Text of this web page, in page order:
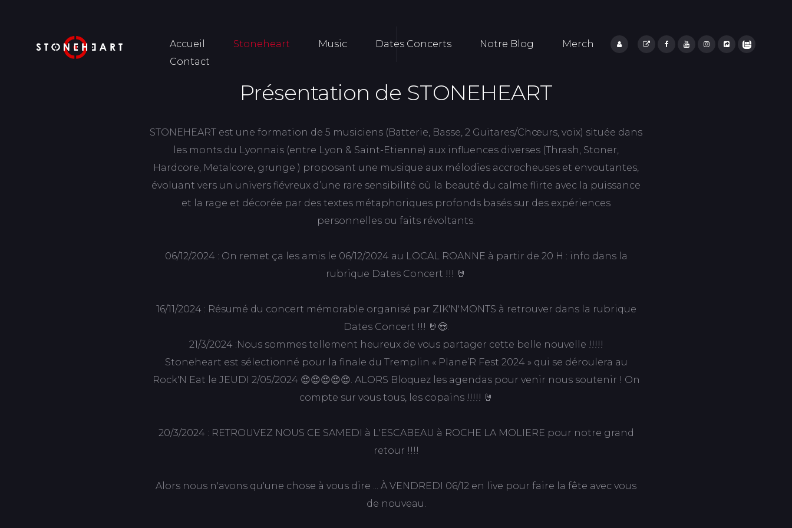
Accueil Stoneheart Music Dates Concerts Notre Blog
Merch
Contact
Présentation de STONEHEART
STONEHEART est une formation de 5 musiciens (Batterie, Basse, 2 Guitares/Chœurs, voix) située dans
les monts du Lyonnais (entre Lyon & Saint-Etienne) aux influences diverses (Thrash, Stoner,
Hardcore, Metalcore, grunge ) proposant une musique aux mélodies accrocheuses et envoutantes,
évoluant vers un univers fiévreux d’une rare sensibilité où la beauté du calme flirte avec la puissance
et la rage et décorée par des textes métaphoriques profonds basés sur des expériences
personnelles ou faits révoltants.
06/12/2024 : On remet ça les amis le 06/12/2024 au LOCAL ROANNE à partir de 20 H : info dans la
rubrique Dates Concert !!! 🤘
16/11/2024 : Résumé du concert mémorable organisé par ZIK'N'MONTS à retrouver dans la rubrique
Dates Concert !!! 🤘😍.
21/3/2024 :Nous sommes tellement heureux de vous partager cette belle nouvelle !!!!!
Stoneheart est sélectionné pour la finale du Tremplin « Plane’R Fest 2024 » qui se déroulera au
Rock'N Eat le JEUDI 2/05/2024 😍😍😍😍😍. ALORS Bloquez les agendas pour venir nous soutenir ! On
compte sur vous tous, les copains !!!!! 🤘
20/3/2024 : RETROUVEZ NOUS CE SAMEDI à L'ESCABEAU à ROCHE LA MOLIERE pour notre grand
retour !!!!
Alors nous n'avons qu'une chose à vous dire ... À VENDREDI 06/12 en live pour faire la fête avec vous
de nouveau.